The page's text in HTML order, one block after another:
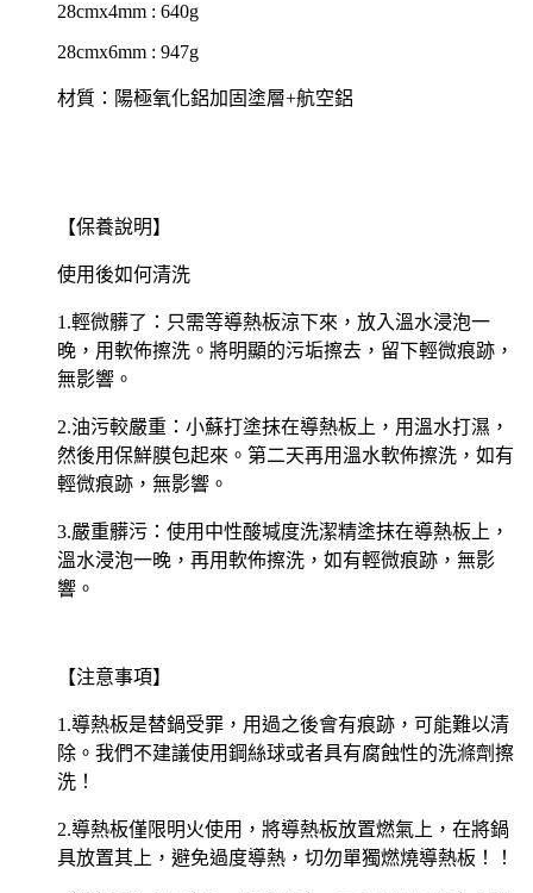
28cmx4mm : 640g
28cmx6mm : 947g
材質：陽極氧化鋁加固塗層+航空鋁
【保養說明】
使用後如何清洗
1.輕微髒了：只需等導熱板涼下來，放入溫水浸泡一
晚，用軟佈擦洗。將明顯的污垢擦去，留下輕微痕跡，
無影響。
2.油污較嚴重：小蘇打塗抹在導熱板上，用溫水打濕，
然後用保鮮膜包起來。第二天再用溫水軟佈擦洗，如有
輕微痕跡，無影響。
3.嚴重髒污：使用中性酸堿度洗潔精塗抹在導熱板上，
溫水浸泡一晚，再用軟佈擦洗，如有輕微痕跡，無影
響。
【注意事項】
1.導熱板是替鍋受罪，用過之後會有痕跡，可能難以清
除。我們不建議使用鋼絲球或者具有腐蝕性的洗滌劑擦
洗！
2.導熱板僅限明火使用，將導熱板放置燃氣上，在將鍋
具放置其上，避免過度導熱，切勿單獨燃燒導熱板！！